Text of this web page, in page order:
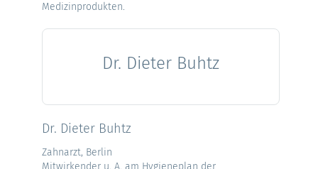
Medizinprodukten.
Dr. Dieter Buhtz
Dr. Dieter Buhtz
Zahnarzt, Berlin
Mitwirkender u. A. am Hygieneplan der